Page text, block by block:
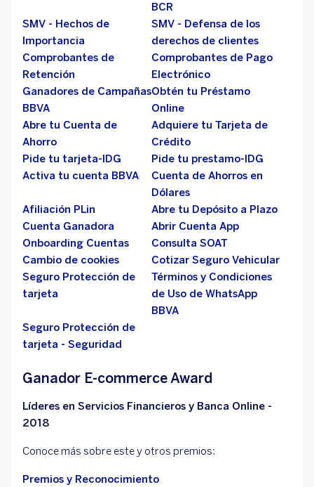
BCR
SMV - Hechos de
Importancia
SMV - Defensa de los
derechos de clientes
Comprobantes de
Retención
Comprobantes de Pago
Electrónico
Ganadores de Campañas
BBVA
Obtén tu Préstamo
Online
Abre tu Cuenta de
Ahorro
Adquiere tu Tarjeta de
Crédito
Pide tu tarjeta-IDG
Pide tu prestamo-IDG
Activa tu cuenta BBVA
Cuenta de Ahorros en
Dólares
Afiliación PLin
Abre tu Depósito a Plazo
Cuenta Ganadora
Abrir Cuenta App
Onboarding Cuentas
Consulta SOAT
Cambio de cookies
Cotizar Seguro Vehicular
Seguro Protección de
tarjeta
Términos y Condiciones
de Uso de WhatsApp
BBVA
Seguro Protección de
tarjeta - Seguridad
Ganador E-commerce Award
Líderes en Servicios Financieros y Banca Online -
2018
Conoce más sobre este y otros premios:
Premios y Reconocimiento